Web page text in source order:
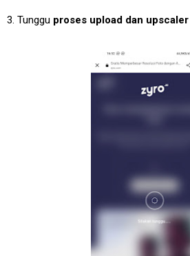
3. Tunggu proses upload dan